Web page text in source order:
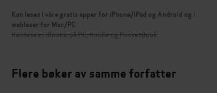
Kan leses i våre gratis apper for iPhone/iPad og Android og i
webleser for Mac/PC
Kan leses i iBooks, på PC, Kindle og PocketBook
Flere bøker av samme forfatter